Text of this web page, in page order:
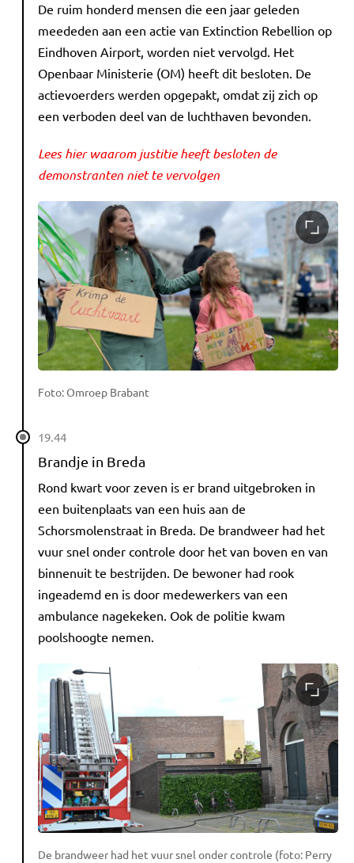
De ruim honderd mensen die een jaar geleden
meededen aan een actie van Extinction Rebellion op
Eindhoven Airport, worden niet vervolgd. Het
Openbaar Ministerie (OM) heeft dit besloten. De
actievoerders werden opgepakt, omdat zij zich op
een verboden deel van de luchthaven bevonden.
Lees hier waarom justitie heeft besloten de
demonstranten niet te vervolgen
Foto: Omroep Brabant
19.44
Brandje in Breda
Rond kwart voor zeven is er brand uitgebroken in
een buitenplaats van een huis aan de
Schorsmolenstraat in Breda. De brandweer had het
vuur snel onder controle door het van boven en van
binnenuit te bestrijden. De bewoner had rook
ingeademd en is door medewerkers van een
ambulance nagekeken. Ook de politie kwam
poolshoogte nemen.
De brandweer had het vuur snel onder controle (foto: Perry